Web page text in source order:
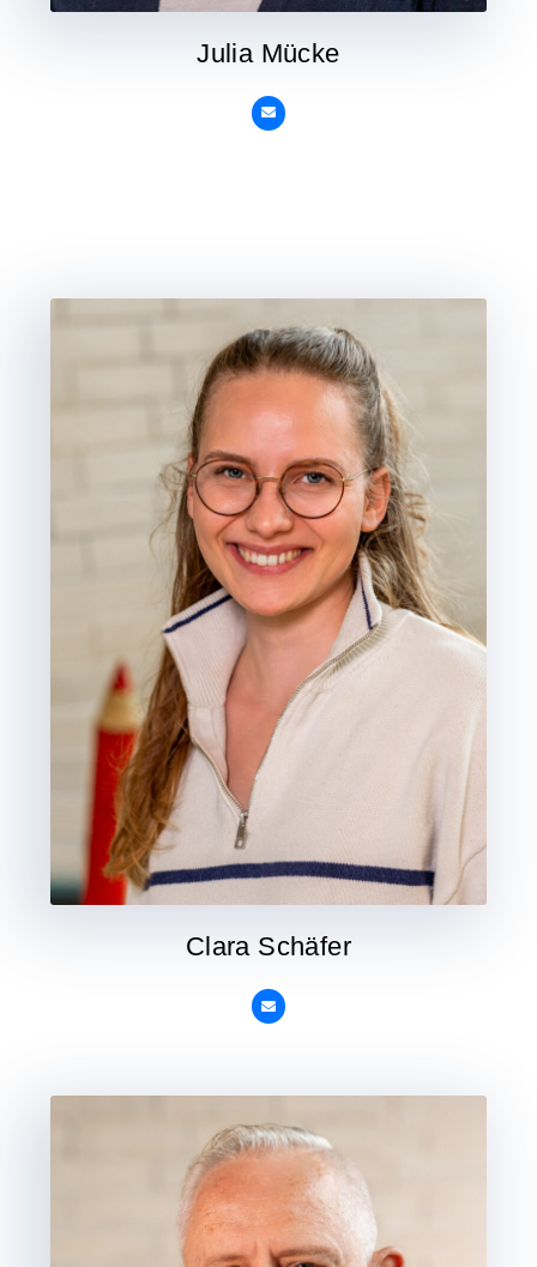
Julia Mücke
Clara Schäfer